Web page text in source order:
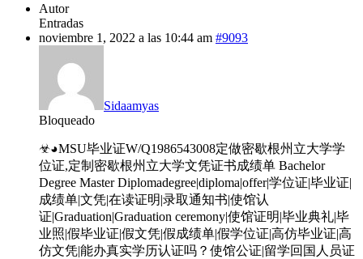
Autor
Entradas
noviembre 1, 2022 a las 10:44 am #9093
Sidaamyas
Bloqueado
☣◕MSU毕业证W/Q1986543008定做密歇根州立大学学
位证,定制密歇根州立大学文凭证书成绩单 Bachelor
Degree Master Diplomadegree|diploma|offer|学位证|毕业证|
成绩单|文凭|在读证明|录取通知书|使馆认
证|Graduation|Graduation ceremony|使馆证明|毕业典礼|毕
业照|假毕业证|假文凭|假成绩单|假学位证|高仿毕业证|高
仿文凭|能办真实学历认证吗？使馆公证|留学回国人员证